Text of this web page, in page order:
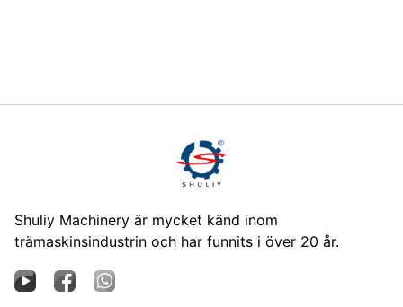
Shuliy Machinery är mycket känd inom
trämaskinsindustrin och har funnits i över 20 år.